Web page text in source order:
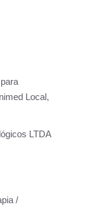
Local,
LTDA
/